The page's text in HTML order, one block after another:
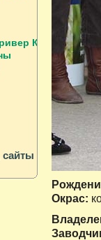
Окрас:
Клуба
сайты